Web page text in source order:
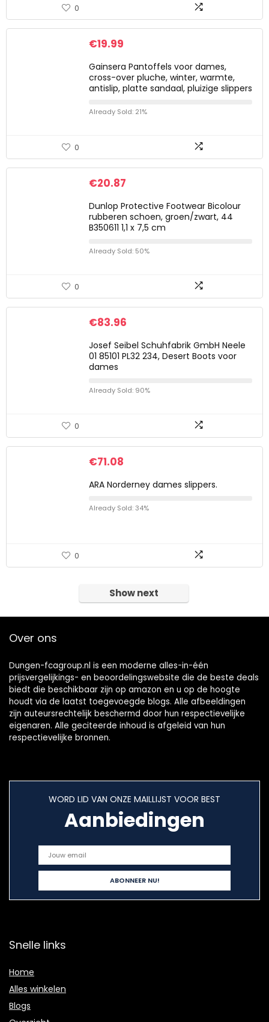
0
€19.99
Gainsera Pantoffels voor dames,
cross-over pluche, winter, warmte,
antislip, platte sandaal, pluizige slippers
Already Sold: 21%
0
€20.87
Dunlop Protective Footwear Bicolour
rubberen schoen, groen/zwart, 44
B350611 1,1 x 7,5 cm
Already Sold: 50%
0
€83.96
Josef Seibel Schuhfabrik GmbH Neele
01 85101 PL32 234, Desert Boots voor
dames
Already Sold: 90%
0
€71.08
ARA Norderney dames slippers.
Already Sold: 34%
0
Show next
Over ons
Dungen-fcagroup.nl is een moderne alles-in-één
prijsvergelijkings- en beoordelingswebsite die de beste deals
biedt die beschikbaar zijn op amazon en u op de hoogte
houdt via de laatst toegevoegde blogs. Alle afbeeldingen
zijn auteursrechtelijk beschermd door hun respectievelijke
eigenaren. Alle geciteerde inhoud is afgeleid van hun
respectievelijke bronnen.
WORD LID VAN ONZE MAILLIJST VOOR BEST
Aanbiedingen
Snelle links
Home
Alles winkelen
Blogs